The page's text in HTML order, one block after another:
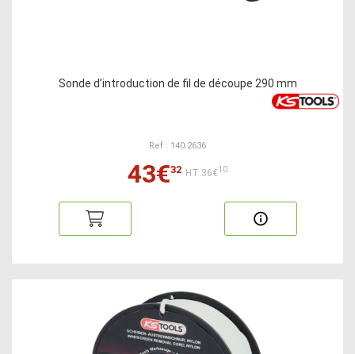
Sonde d’introduction de fil de découpe 290 mm
Ref : 140.2636
43€32 HT:36€10